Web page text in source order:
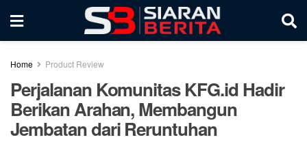
Home Product Review
Perjalanan Komunitas KFG.id Hadir
Berikan Arahan, Membangun
Jembatan dari Reruntuhan